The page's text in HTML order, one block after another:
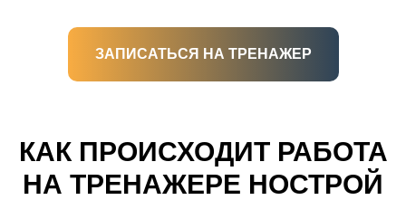
ЗАПИСАТЬСЯ НА ТРЕНАЖЕР
КАК ПРОИСХОДИТ РАБОТА
НА ТРЕНАЖЕРЕ НОСТРОЙ